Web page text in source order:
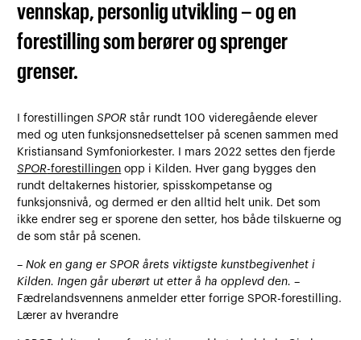
vennskap, personlig utvikling – og en
forestilling som berører og sprenger
grenser.
I forestillingenSPOR står rundt 100 videregående elever
med og uten funksjonsnedsettelser på scenen sammen med
Kristiansand Symfoniorkester. I mars 2022 settes den fjerde
SPOR-forestillingen opp i Kilden. Hver gang bygges den
rundt deltakernes historier, spisskompetanse og
funksjonsnivå, og dermed er den alltid helt unik. Det som
ikke endrer seg er sporene den setter, hos både tilskuerne og
de som står på scenen.
– Nok en gang er SPOR årets viktigste kunstbegivenhet i
Kilden. Ingen går uberørt ut etter å ha opplevd den. –
Fædrelandsvennens anmelder etter forrige SPOR-forestilling.
Lærer av hverandre